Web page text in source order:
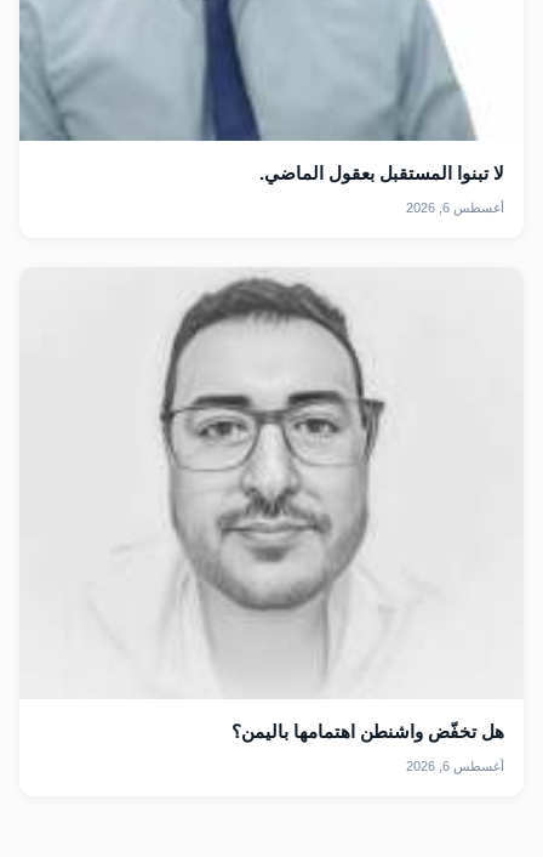
لا تبنوا المستقبل بعقول الماضي.
أغسطس 6, 2026
هل تخفّض واشنطن اهتمامها باليمن؟
أغسطس 6, 2026